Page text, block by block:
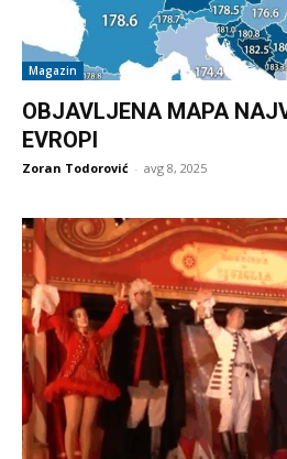
Magazin
OBJAVLJENA MAPA
EVROPI
Zoran Todorović - avg 8, 2025